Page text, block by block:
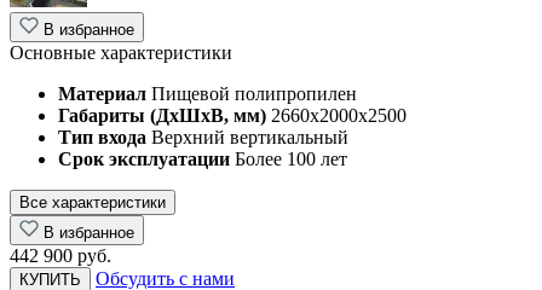
В избранное
Основные характеристики
Материал Пищевой полипропилен
Габариты (ДхШхВ, мм) 2660х2000х2500
Тип входа Верхний вертикальный
Срок эксплуатации Более 100 лет
Все характеристики
В избранное
442 900 руб.
КУПИТЬ Обсудить с нами